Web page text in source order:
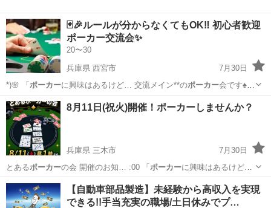
🃏🎉ルールが分からなくてもOK‼️ 初心者歓迎
ポーカー交流会✨
20〜30
兵庫県 西宮市
7月30日
*)🌸 「 ポーカーに興味はあるけど… 交流メイン**のポーカー会です♠️🤝
… 🌸 ♠️ポーカーを始めてみたい♪…
兵庫 西宮市 友達
8月11日(祝火)開催！ポーカーしませんか？
兵庫県 三木市
7月30日
とあるポーカー の会 開催のお知… :00 「 ポーカーに興味はあるけど…
すめ】 ・ポーカー を気軽に楽しみた… 一緒に楽しいポーカーの時間を
過ごしま…
兵庫 三木市 友達 ポーカー
【自動車部品製造】未経験から高収入を実現
できる!!手当充実の職場/土日休みでプ…